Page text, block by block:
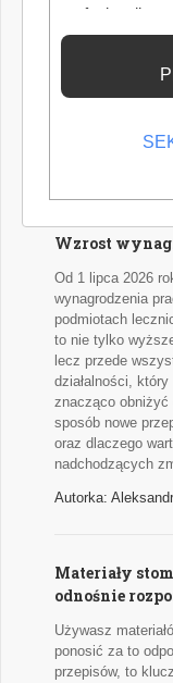
w zakresie
erze
oraz rosnących
elementem
dobrana optyka
oraz
Wzrost
Od 1 lipca 2026
wynagrodzenia
podmiotach
to nie tylko
lecz przede
działalności,
znacząco obniżyć
sposób nowe
oraz dlaczego
nadchodzących
Autorka:
Materiały
odnośnie
Używasz
ponosić za to
przepisów, to
profesjonalistą
wiedzę